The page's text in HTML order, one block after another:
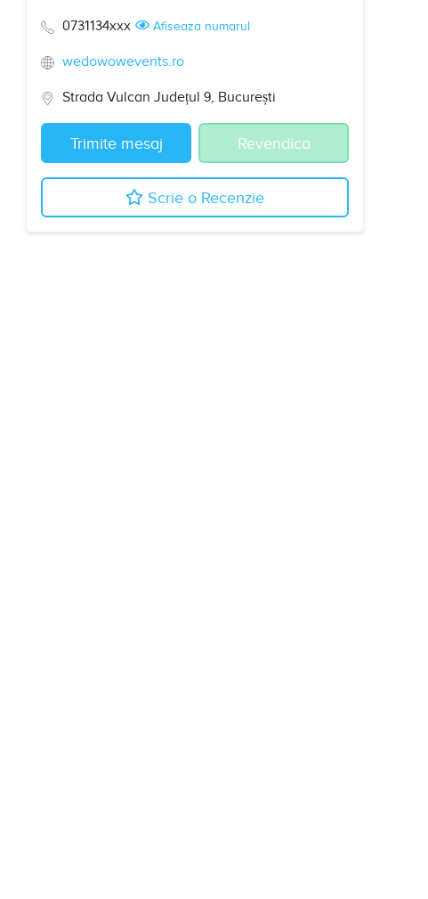
0731134xxx Afiseaza numarul
wedowowevents.ro
Strada Vulcan Județul 9, București
Trimite mesaj Revendica
Scrie o Recenzie